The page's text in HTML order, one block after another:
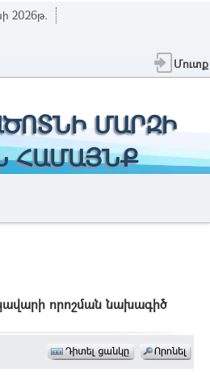
2026թ.
Մուտք
ՄԱՐԶԻ
ՀԱՄԱՅՆՔ
որոշման նախագիծ